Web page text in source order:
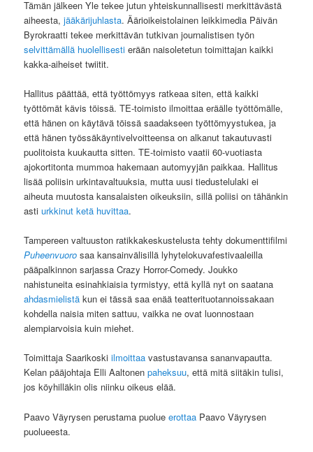
Tämän jälkeen Yle tekee jutun yhteiskunnallisesti merkittävästä
aiheesta,jääkärijuhlasta. Äärioikeistolainen leikkimedia Päivän
Byrokraatti tekee merkittävän tutkivan journalistisen työn
selvittämällä huolellisesti erään naisoletetun toimittajan kaikki
kakka-aiheiset twiitit.
Hallitus päättää, että työttömyys ratkeaa siten, että kaikki
työttömät kävis töissä. TE-toimisto ilmoittaa eräälle työttömälle,
että hänen on käytävä töissä saadakseen työttömyystukea, ja
että hänen työssäkäyntivelvoitteensa on alkanut takautuvasti
puolitoista kuukautta sitten. TE-toimisto vaatii 60-vuotiasta
ajokortitonta mummoa hakemaan automyyjän paikkaa. Hallitus
lisää poliisin urkintavaltuuksia, mutta uusi tiedustelulaki ei
aiheuta muutosta kansalaisten oikeuksiin, sillä poliisi on tähänkin
astiurkkinut ketä huvittaa.
Tampereen valtuuston ratikkakeskustelusta tehty dokumenttifilmi
Puheenvuoro saa kansainvälisillä lyhytelokuvafestivaaleilla
pääpalkinnon sarjassa Crazy Horror-Comedy. Joukko
nahistuneita esinahkiaisia tyrmistyy, että kyllä nyt on saatana
ahdasmielistä kun ei tässä saa enää teatterituotannoissakaan
kohdella naisia miten sattuu, vaikka ne ovat luonnostaan
alempiarvoisia kuin miehet.
Toimittaja Saarikoskiilmoittaa vastustavansa sananvapautta.
Kelan pääjohtaja Elli Aaltonenpaheksuu, että mitä siitäkin tulisi,
jos köyhilläkin olis niinku oikeus elää.
Paavo Väyrysen perustama puolueerottaa Paavo Väyrysen
puolueesta.